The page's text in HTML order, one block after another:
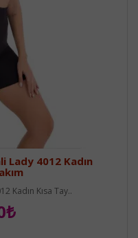
Lady 4012 Kadın
Kadın Kısa Tay..